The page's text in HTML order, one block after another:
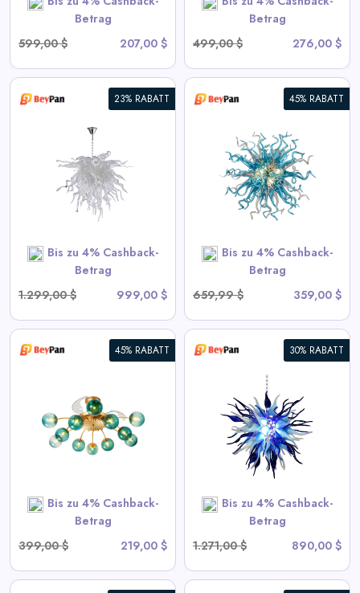
Betrag
599,00 $
207,00 $
Betrag
499,00 $
276,00 $
SHOP NOW
23% RABATT
Bis zu 4% Cashback-
Betrag
1.299,00 $
999,00 $
45% RABATT
Bis zu 4% Cashback-
Betrag
659,99 $
359,00 $
Moderne Blown Glass
Chandelier Sputnik Form
View All BeyPan Deals
SHOP NOW
45% RABATT
Bis zu 4% Cashback-
Betrag
399,00 $
219,00 $
30% RABATT
Bis zu 4% Cashback-
Betrag
1.271,00 $
890,00 $
Kronleuchter Gradient Blau
und Frosted Weiß
View All BeyPan Deals
SHOP NOW